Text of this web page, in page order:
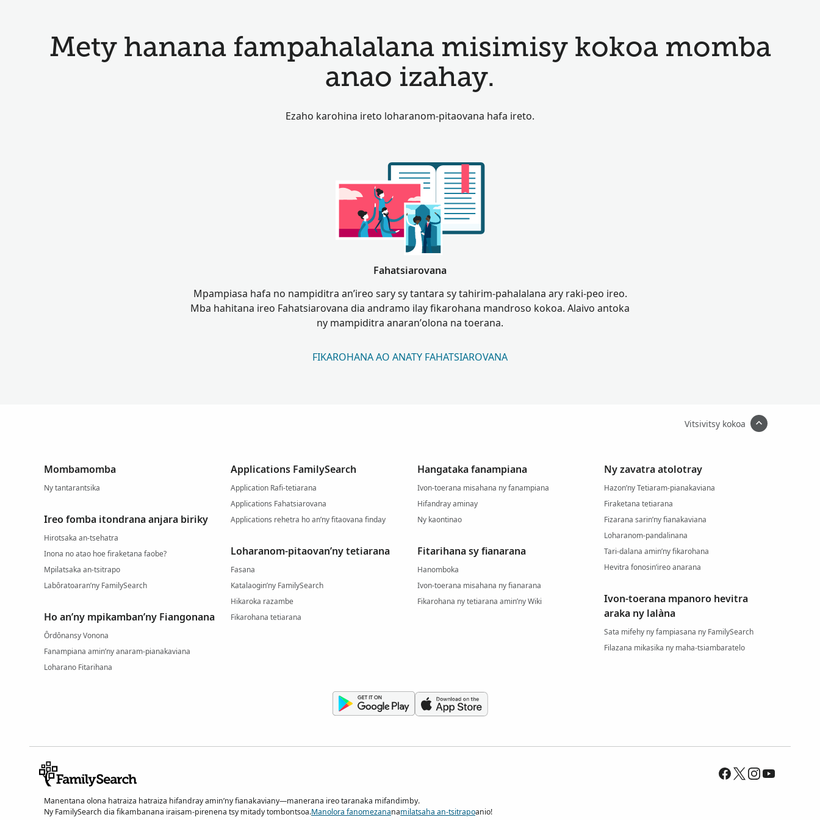
Mety hanana fampahalalana misimisy kokoa momba
anao izahay.
Ezaho karohina ireto loharanom-pitaovana hafa ireto.
Fahatsiarovana
Mpampiasa hafa no nampiditra an’ireo sary sy tantara sy tahirim-pahalalana ary raki-peo ireo.
Mba hahitana ireo Fahatsiarovana dia andramo ilay fikarohana mandroso kokoa. Alaivo antoka
ny mampiditra anaran’olona na toerana.
FIKAROHANA AO ANATY FAHATSIAROVANA
Vitsivitsy kokoa
Mombamomba
Ny tantarantsika
Ireo fomba itondrana anjara biriky
Hirotsaka an-tsehatra
Inona no atao hoe firaketana faobe?
Mpilatsaka an-tsitrapo
Labôratoaran’ny FamilySearch
Ho an’ny mpikamban’ny Fiangonana
Ôrdônansy Vonona
Fanampiana amin’ny anaram-pianakaviana
Loharano Fitarihana
Applications FamilySearch
Application Rafi-tetiarana
Applications Fahatsiarovana
Applications rehetra ho an’ny fitaovana finday
Loharanom-pitaovan’ny tetiarana
Fasana
Katalaogin’ny FamilySearch
Hikaroka razambe
Fikarohana tetiarana
Hangataka fanampiana
Ivon-toerana misahana ny fanampiana
Hifandray aminay
Ny kaontinao
Fitarihana sy fianarana
Hanomboka
Ivon-toerana misahana ny fianarana
Fikarohana ny tetiarana amin’ny Wiki
Ny zavatra atolotray
Hazon’ny Tetiaram-pianakaviana
Firaketana tetiarana
Fizarana sarin’ny fianakaviana
Loharanom-pandalinana
Tari-dalana amin’ny fikarohana
Hevitra fonosin’ireo anarana
Ivon-toerana mpanoro hevitra
araka ny lalàna
Sata mifehy ny fampiasana ny FamilySearch
Filazana mikasika ny maha-tsiambaratelo
Manentana olona hatraiza hatraiza hifandray amin’ny fianakaviany—manerana ireo taranaka mifandimby.
Ny FamilySearch dia fikambanana iraisam-pirenena tsy mitady tombontsoa.Manolora fanomezananamilatsaha an-tsitrapoanio!